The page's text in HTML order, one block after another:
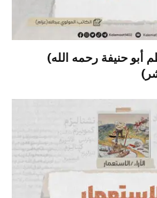
أبو حنيفة رحمه الله)